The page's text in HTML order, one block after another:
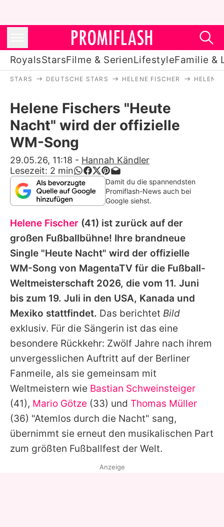
RoyalsStarsFilme & SerienLifestyleFamilie &
Stars
Filme & Serien
Lifestyle
Familie & Liebe
Promiflash Exklusiv
Alle Themen auf Promiflash
Jobs
App runterladen
Team
Redaktionelle Richtlinien
Impressum
Datenschutzerklärung
Nutzungsbedingungen
Utiq verwalten
STARS DEUTSCHE STARS HELENE FISCHER HELENE
Helene Fischers "Heute
Nacht" wird der offizielle
WM-Song
29.05.26, 11:18 - Hannah Kändler
Lesezeit: 2 min
Damit du die spannendsten
Promiflash-News auch bei
Google siehst.
Helene Fischer (41) ist zurück auf der
großen Fußballbühne! Ihre brandneue
Single "Heute Nacht" wird der offizielle
WM-Song von MagentaTV für die Fußball-
Weltmeisterschaft 2026, die vom 11. Juni
bis zum 19. Juli in den USA, Kanada und
Mexiko stattfindet. Das berichtet Bild
exklusiv. Für die Sängerin ist das eine
besondere Rückkehr: Zwölf Jahre nach ihrem
unvergesslichen Auftritt auf der Berliner
Fanmeile, als sie gemeinsam mit
Weltmeistern wie Bastian Schweinsteiger
(41), Mario Götze (33) und Thomas Müller
(36) "Atemlos durch die Nacht" sang,
übernimmt sie erneut den musikalischen Part
zum größten Fußballfest der Welt.
Anzeige